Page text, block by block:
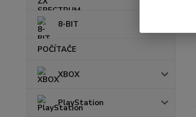
8-BIT
POČÍTAČE
XBOX
PlayStation